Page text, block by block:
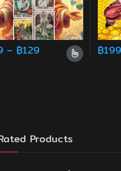
– ฿129Price range: ฿
product has multiple variants.
฿199
Products